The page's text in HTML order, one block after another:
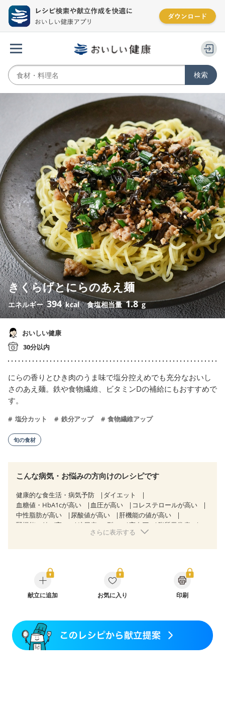
きくらげとにらのあえ麺
エネルギー394 kcal 食塩相当量1.8 g
おいしい健康
30分以内
にらの香りとひき肉のうま味で塩分控えめでも充分なおいし
さのあえ麺。鉄や食物繊維、ビタミンDの補給にもおすすめで
す。
塩分カット 鉄分アップ 食物繊維アップ
旬の食材
こんな病気・お悩みの方向けのレシピです
健康的な食生活・病気予防
ダイエット
血糖値・HbA1cが高い
血圧が高い
コレステロールが高い
中性脂肪が高い
尿酸値が高い
肝機能の値が高い
腎機能の値が高い
糖尿病（2型） 高血圧
脂質異常症
狭心症 心筋梗塞
糖尿病性腎症（第１期）
糖尿病性腎症（第２期）
糖尿病性腎症（第３期）
CKD（ステージ１）
CKD（ステージ２）
CKD（ステージ３a）
乳がん治療を終えた方・経過観察中の方など
妊婦健診・体重増加が気になる（初期）
妊婦健診・血圧が気になる（初期）
さらに表示する
献立に追加 お気に入り 印刷